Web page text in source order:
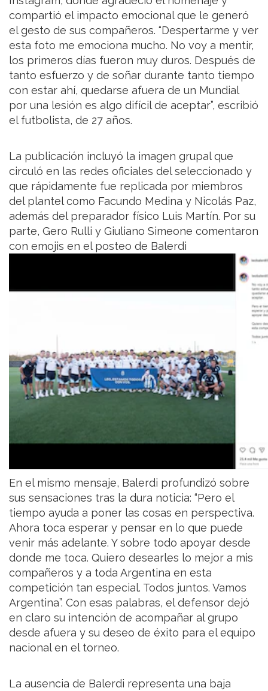
compartió el impacto emocional que le generó
el gesto de sus compañeros. “Despertarme y ver
esta foto me emociona mucho. No voy a mentir,
los primeros días fueron muy duros. Después de
tanto esfuerzo y de soñar durante tanto tiempo
con estar ahí, quedarse afuera de un Mundial
por una lesión es algo difícil de aceptar”, escribió
el futbolista, de 27 años.
La publicación incluyó la imagen grupal que
circuló en las redes oficiales del seleccionado y
que rápidamente fue replicada por miembros
del plantel como Facundo Medina y Nicolás Paz,
además del preparador físico Luis Martín. Por su
parte, Gero Rulli y Giuliano Simeone comentaron
con emojis en el posteo de Balerdi
En el mismo mensaje, Balerdi profundizó sobre
sus sensaciones tras la dura noticia: “Pero el
tiempo ayuda a poner las cosas en perspectiva.
Ahora toca esperar y pensar en lo que puede
venir más adelante. Y sobre todo apoyar desde
donde me toca. Quiero desearles lo mejor a mis
compañeros y a toda Argentina en esta
competición tan especial. Todos juntos. Vamos
Argentina”. Con esas palabras, el defensor dejó
en claro su intención de acompañar al grupo
desde afuera y su deseo de éxito para el equipo
nacional en el torneo.
La ausencia de Balerdi representa una baja